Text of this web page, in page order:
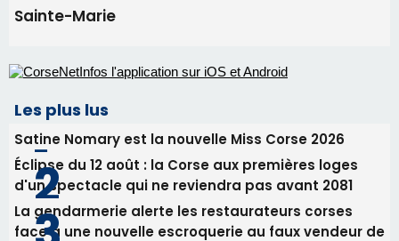
30/07/2026 10:16
30/07/2026 09:55
Corte : I Chjami Aghjalesi en concert ce soir
30/07/2026 08:33
Bastia - Assunta Gloriosa à la Cathédrale
Sainte-Marie